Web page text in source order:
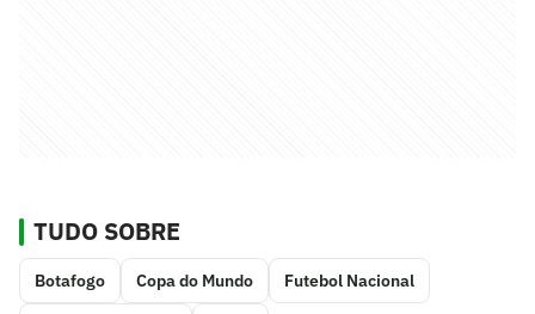
TUDO SOBRE
Botafogo Copa do Mundo Futebol Nacional